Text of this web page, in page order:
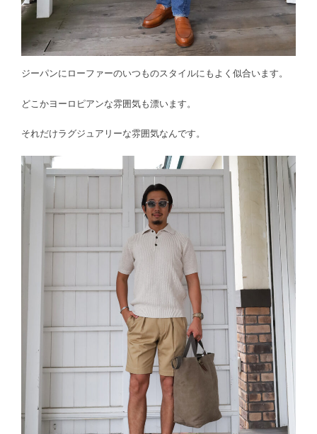
ジーパンにローファーのいつものスタイルにもよく似合います。
どこかヨーロピアンな雰囲気も漂います。
それだけラグジュアリーな雰囲気なんです。